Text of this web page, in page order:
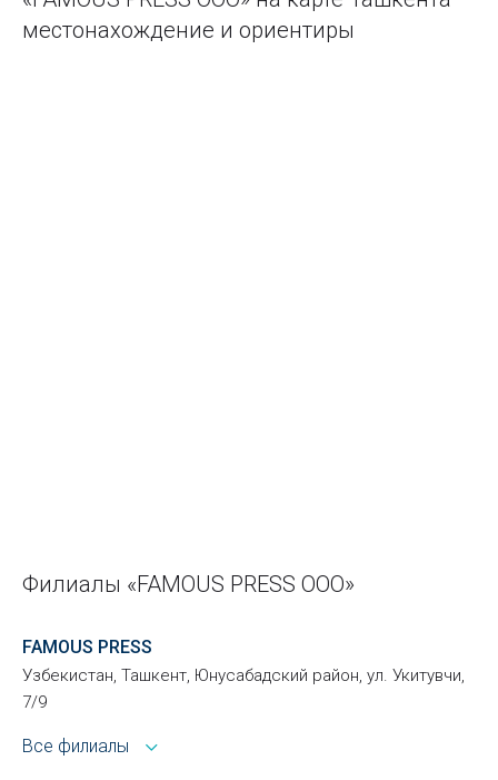
местонахождение и ориентиры
Филиалы «FAMOUS PRESS ООО»
FAMOUS PRESS
Узбекистан, Ташкент, Юнусабадский район, ул. Укитувчи,
7/9
Все филиалы